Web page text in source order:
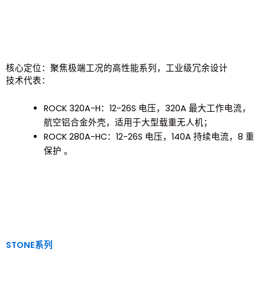
核心定位：聚焦极端工况的高性能系列，工业级冗余设计
技术代表：
ROCK 320A-H：12-26S 电压，320A 最大工作电流，
航空铝合金外壳，适用于大型载重无人机；
ROCK 280A-HC：12-26S 电压，140A 持续电流，8 重
保护 。
STONE系列